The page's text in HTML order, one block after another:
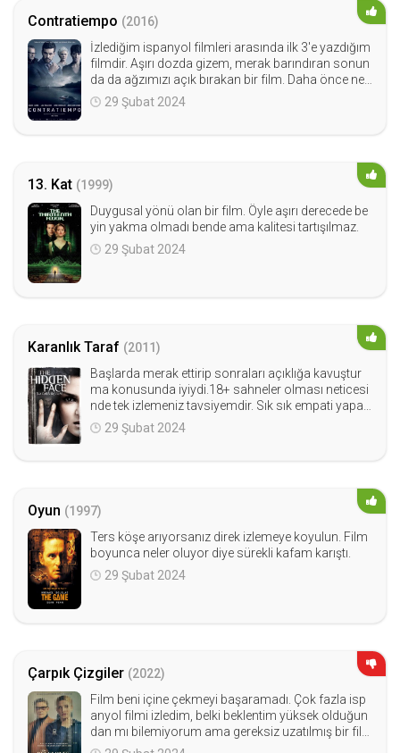
Contratiempo (2016)
İzlediğim ispanyol filmleri arasında ilk 3'e yazdığım
filmdir. Aşırı dozda gizem, merak barındıran sonun
da da ağzımızı açık bırakan bir film. Daha önce ned
en izlemedim diyeceğinize kalıbımı basarım.
29 Şubat 2024
13. Kat (1999)
Duygusal yönü olan bir film. Öyle aşırı derecede be
yin yakma olmadı bende ama kalitesi tartışılmaz.
29 Şubat 2024
Karanlık Taraf (2011)
Başlarda merak ettirip sonraları açıklığa kavuştur
ma konusunda iyiydi.18+ sahneler olması neticesi
nde tek izlemeniz tavsiyemdir. Sık sık empati yapab
ilirsiniz bu filmde.
29 Şubat 2024
Oyun (1997)
Ters köşe arıyorsanız direk izlemeye koyulun. Film
boyunca neler oluyor diye sürekli kafam karıştı.
29 Şubat 2024
Çarpık Çizgiler (2022)
Film beni içine çekmeyi başaramadı. Çok fazla isp
anyol filmi izledim, belki beklentim yüksek olduğun
dan mı bilemiyorum ama gereksiz uzatılmış bir fil
m.